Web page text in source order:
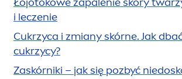
i leczenie
Cukrzyca i zmiany skórne. Jak
cukrzycy?
Zaskórniki – jak się pozbyć